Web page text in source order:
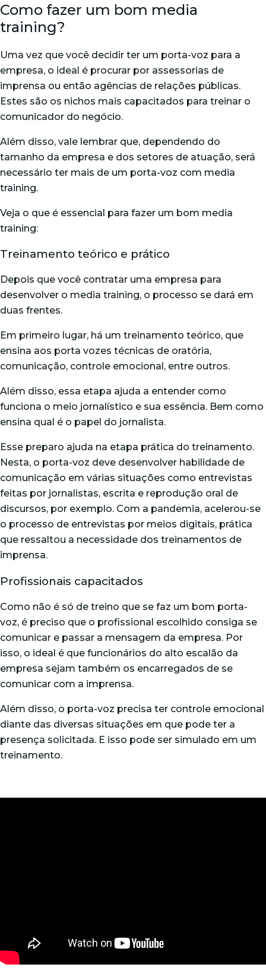
Como fazer um bom media
training?
Uma vez que você decidir ter um porta-voz para a
empresa, o ideal é procurar por assessorias de
imprensa ou então agências de relações públicas.
Estes são os nichos mais capacitados para treinar o
comunicador do negócio.
Além disso, vale lembrar que, dependendo do
tamanho da empresa e dos setores de atuação, será
necessário ter mais de um porta-voz com media
training.
Veja o que é essencial para fazer um bom media
training:
Treinamento teórico e prático
Depois que você contratar uma empresa para
desenvolver o media training, o processo se dará em
duas frentes.
Em primeiro lugar, há um treinamento teórico, que
ensina aos porta vozes técnicas de oratória,
comunicação, controle emocional, entre outros.
Além disso, essa etapa ajuda a entender como
funciona o meio jornalístico e sua essência. Bem como
ensina qual é o papel do jornalista.
Esse preparo ajuda na etapa prática do treinamento.
Nesta, o porta-voz deve desenvolver habilidade de
comunicação em várias situações como entrevistas
feitas por jornalistas, escrita e reprodução oral de
discursos, por exemplo. Com a pandemia, acelerou-se
o processo de entrevistas por meios digitais, prática
que ressaltou a necessidade dos treinamentos de
imprensa.
Profissionais capacitados
Como não é só de treino que se faz um bom porta-
voz, é preciso que o profissional escolhido consiga se
comunicar e passar a mensagem da empresa. Por
isso, o ideal é que funcionários do alto escalão da
empresa sejam também os encarregados de se
comunicar com a imprensa.
Além disso, o porta-voz precisa ter controle emocional
diante das diversas situações em que pode ter a
presença solicitada. E isso pode ser simulado em um
treinamento.